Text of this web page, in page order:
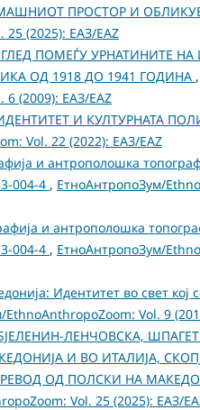
ПРОСТОР И
(2025): ЕАЗ/EAZ
ПОМЕЃУ УРНАТИНИТЕ НА
ОД 1918 ДО 1941 ГОДИНА ,
(2009): ЕАЗ/EAZ
И КУЛТУРНАТА
Vol. 22 (2022): ЕАЗ/EAZ
и антрополошка
004-4 , ЕтноАнтропоЗум/
и антрополошка
004-4 , ЕтноАнтропоЗум/
Идентитет во свет кој
Vol. 9
ЛЕНЧОВСКА,
И ВО ИТАЛИЈА,
ОД ПОЛСКИ НА
Vol. 25 (2025): ЕАЗ/